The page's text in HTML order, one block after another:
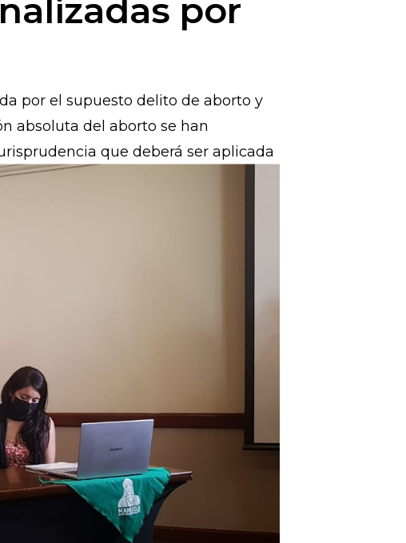
Humanos
reformas para
por
por el supuesto delito de aborto y
absoluta del aborto se han
que deberá ser aplicada